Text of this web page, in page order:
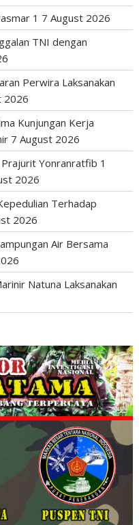
1 7 August 2026
TNI dengan
Perwira Laksanakan
2026
Kunjungan Kerja
7 August 2026
Yonranratfib 1
2026
Terhadap
2026
Air Bersama
Natuna Laksanakan